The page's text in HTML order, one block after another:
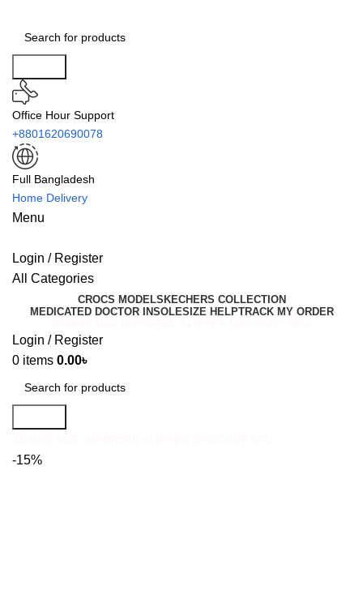
Office Hour Support
+8801620690078
Full Bangladesh
Home Delivery
Menu
Login / Register
All Categories
CROCS MODELSKECHERS COLLECTION
MEDICATED DOCTOR INSOLESIZE HELPTRACK MY ORDER
Login / Register
0 items 0.00৳
-15%